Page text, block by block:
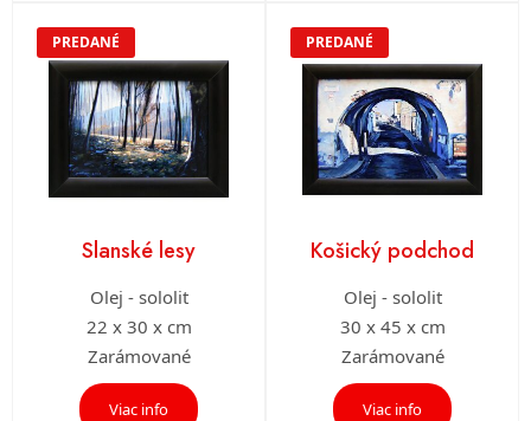
PREDANÉ
Slanské lesy
Olej - sololit
22 x 30 x cm
Zarámované
Viac info
PREDANÉ
Košický podchod
Olej - sololit
30 x 45 x cm
Zarámované
Viac info